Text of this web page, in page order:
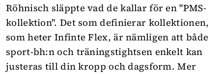
Röhnisch släppte vad de kallar för en "PMS-
kollektion". Det som definierar kollektionen,
som heter Infinte Flex, är nämligen att både
sport-bh:n och träningstightsen enkelt kan
justeras till din kropp och dagsform. Mer